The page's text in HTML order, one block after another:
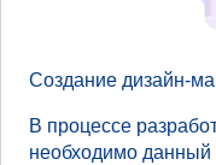
Создание дизайн-
В процессе
необходимо данный